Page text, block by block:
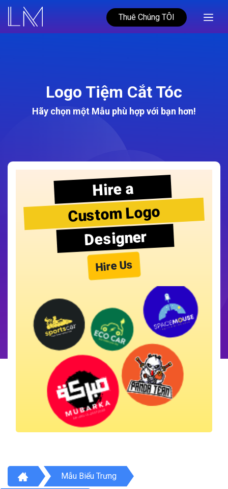
Thuê Chúng TÔI
Logo Tiệm Cắt Tóc
Hãy chọn một Mẫu phù hợp với bạn hơn!
Hire a
Custom Logo
Designer
Hire Us
Mẫu Biểu Trưng